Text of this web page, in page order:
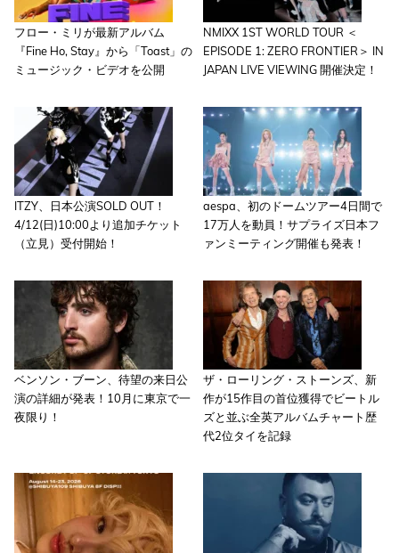
フロー・ミリが最新アルバム
『Fine Ho, Stay』から「Toast」の
ミュージック・ビデオを公開
NMIXX 1ST WORLD TOUR ＜
EPISODE 1: ZERO FRONTIER＞ IN
JAPAN LIVE VIEWING 開催決定！
ITZY、日本公演SOLD OUT！
4/12(日)10:00より追加チケット
（立見）受付開始！
aespa、初のドームツアー4日間で
17万人を動員！サプライズ日本フ
ァンミーティング開催も発表！
ベンソン・ブーン、待望の来日公
演の詳細が発表！10月に東京で一
夜限り！
ザ・ローリング・ストーンズ、新
作が15作目の首位獲得でビートル
ズと並ぶ全英アルバムチャート歴
代2位タイを記録